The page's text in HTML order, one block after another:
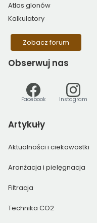
Atlas glonów
Kalkulatory
Zobacz forum
Obserwuj nas
Facebook Instagram
Artykuły
Aktualności i ciekawostki
Aranżacja i pielęgnacja
Filtracja
Technika CO2